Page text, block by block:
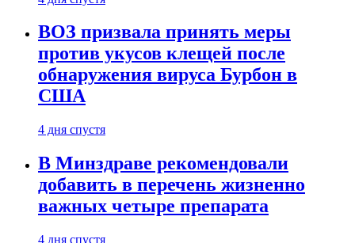
ВОЗ призвала принять меры
против укусов клещей после
обнаружения вируса Бурбон в
США
4 дня спустя
В Минздраве рекомендовали
добавить в перечень жизненно
важных четыре препарата
4 дня спустя